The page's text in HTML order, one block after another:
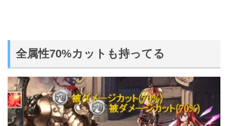
全属性70%カットも持ってる